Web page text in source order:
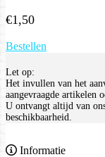
€1,50
Bestellen
Let op:
Het invullen van het
aangevraagde artikelen
U ontvangt altijd van
beschikbaarheid.
Informatie